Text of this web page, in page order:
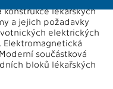
konstrukce lékařských
a jejich požadavky
elektrických
Elektromagnetická
součástková
bloků lékařských